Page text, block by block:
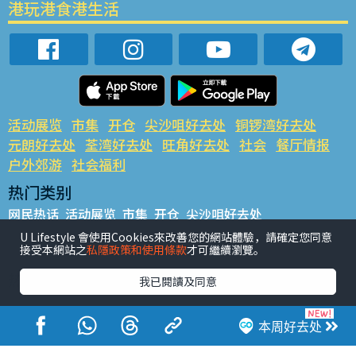
本周好去处
港玩港食港生活
活动展览 市集 开仓 尖沙咀好去处 铜锣湾好去处
元朗好去处 荃湾好去处 旺角好去处 社会 餐厅情报
户外郊游 社会福利
热门类别
网民热话 活动展览 市集 开仓 尖沙咀好去处
铜锣湾好去处 元朗好去处 荃湾好去处 旺角好去处 社会
餐厅情报 户外郊游
热门标签
#UGO揾好去处 #人气活动推介 #美食社群热话
#亲子玩乐好去处
#ULifestyle应用程式
#限时抢
#UJetso礼物放送
#ULifestyle商户中心 #著数 #网络热话
U Lifestyle 會使用Cookies來改善您的網站體驗，請確定您同意
接受本網站之私隱政策和使用條款才可繼續瀏覽。
我已閱讀及同意